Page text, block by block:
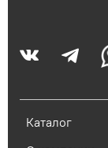
Каталог